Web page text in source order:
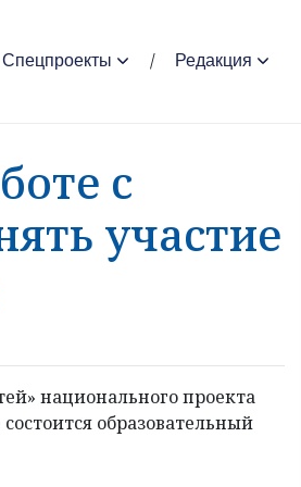
Спецпроекты Редакция
с
участие
национального проекта
образовательный